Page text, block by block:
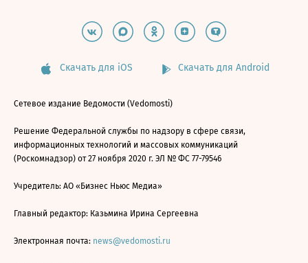
Скачать для iOS Скачать для Android
Сетевое издание Ведомости (Vedomosti)
Решение Федеральной службы по надзору в сфере связи,
информационных технологий и массовых коммуникаций
(Роскомнадзор) от 27 ноября 2020 г. ЭЛ № ФС 77-79546
Учредитель: АО «Бизнес Ньюс Медиа»
Главный редактор: Казьмина Ирина Сергеевна
Электронная почта: news@vedomosti.ru